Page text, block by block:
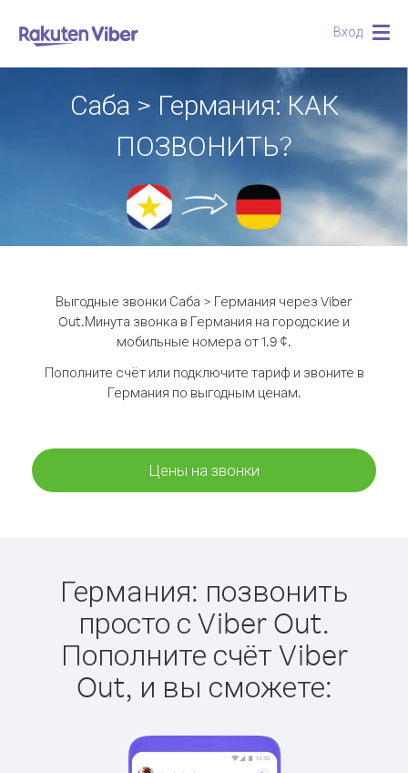
Вход
Саба > Германия: КАК
ПОЗВОНИТЬ?
Выгодные звонки Саба > Германия через Viber
Out.Минута звонка в Германия на городские и
мобильные номера от 1.9 ¢.
Пополните счёт или подключите тариф и звоните в
Германия по выгодным ценам.
Цены на звонки
Германия: позвонить
просто с Viber Out.
Пополните счёт Viber
Out, и вы сможете: